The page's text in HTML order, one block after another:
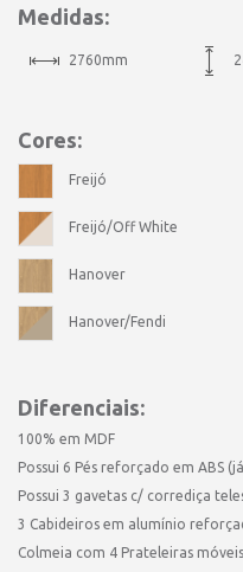
Medidas:
2760mm
Cores:
Freijó
Freijó/Off White
Hanover
Hanover/Fendi
Diferenciais:
100% em MDF
Possui 6 Pés reforçado em ABS
Possui 3 gavetas c/ corrediça
3 Cabideiros em alumínio
Colmeia com 4 Prateleiras móveis